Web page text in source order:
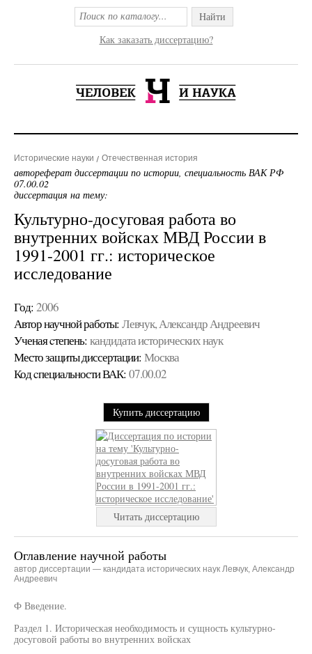
Найти
Как заказать диссертацию?
Исторические науки Отечественная история
автореферат диссертации по истории, специальность ВАК РФ
07.00.02
диссертация на тему:
Культурно-досуговая работа во
внутренних войсках МВД России в
1991-2001 гг.: историческое
исследование
Год: 2006
Автор научной работы: Левчук, Александр Андреевич
Ученая cтепень: кандидата исторических наук
Место защиты диссертации: Москва
Код cпециальности ВАК: 07.00.02
Купить диссертацию
Читать диссертацию
Оглавление научной работы
автор диссертации — кандидата исторических наук Левчук, Александр
Андреевич
Ф Введение.
Раздел 1. Историческая необходимость и сущность культурно-
досуговой работы во внутренних войсках